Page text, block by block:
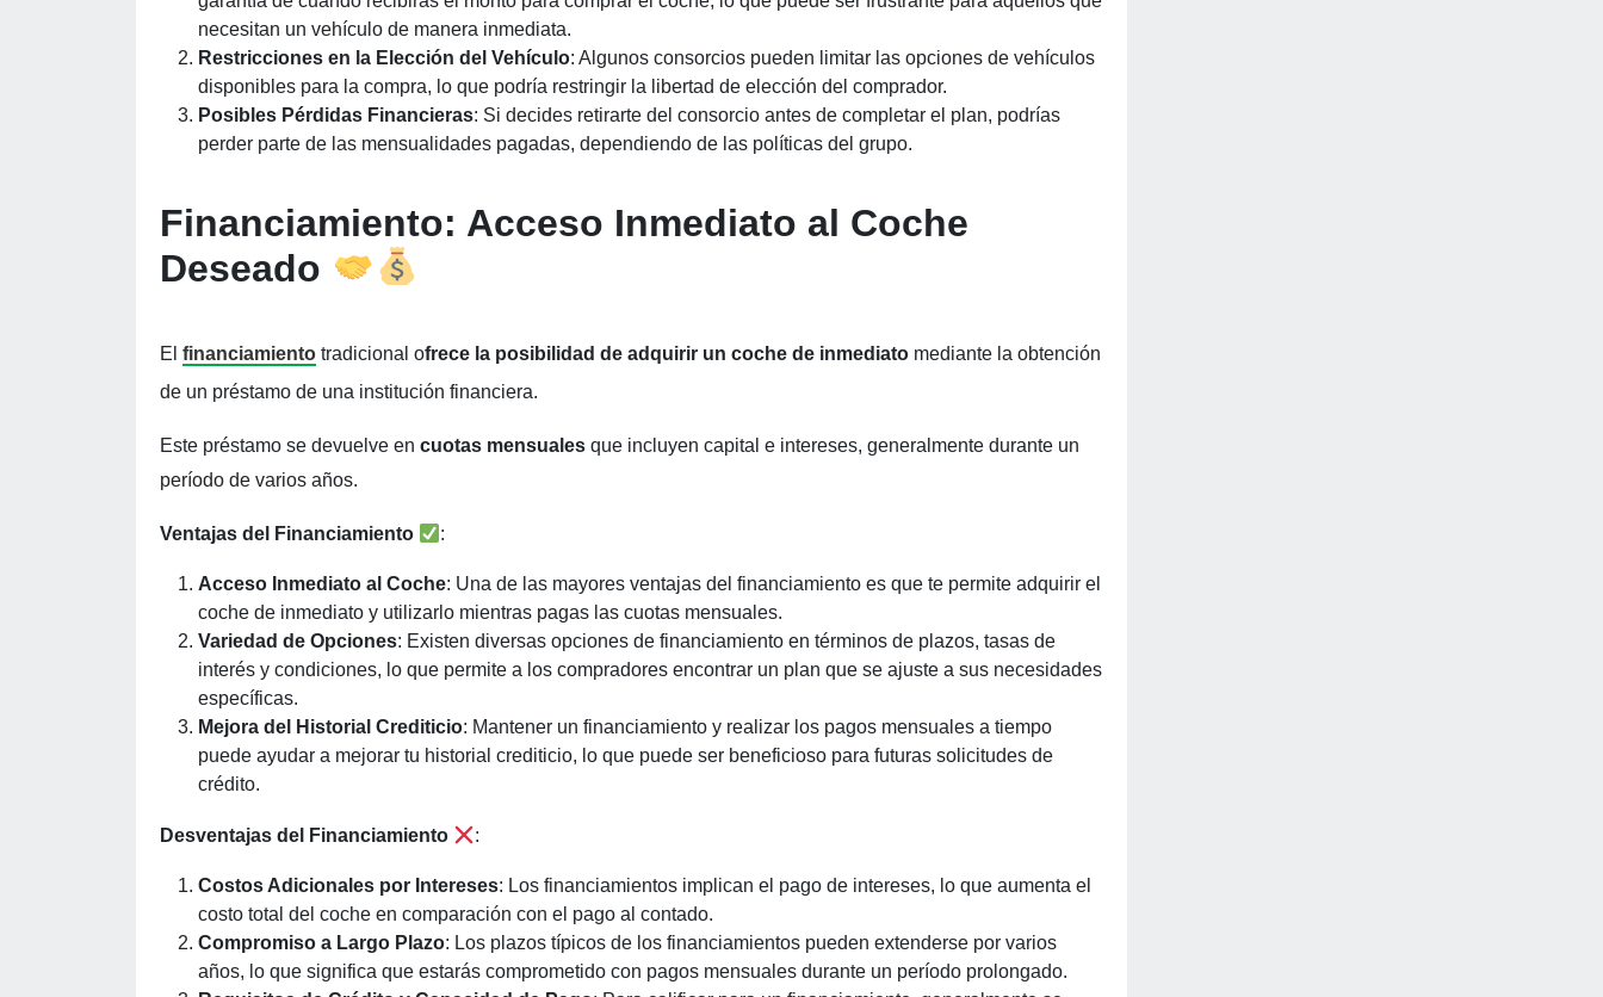
necesitan un vehículo de manera inmediata.
Restricciones en la Elección del Vehículo: Algunos consorcios pueden limitar las opciones de vehículos
disponibles para la compra, lo que podría restringir la libertad de elección del comprador.
Posibles Pérdidas Financieras: Si decides retirarte del consorcio antes de completar el plan, podrías
perder parte de las mensualidades pagadas, dependiendo de las políticas del grupo.
Financiamiento: Acceso Inmediato al Coche
Deseado
El financiamiento tradicional ofrece la posibilidad de adquirir un coche de inmediato mediante la obtención
de un préstamo de una institución financiera.
Este préstamo se devuelve en cuotas mensuales que incluyen capital e intereses, generalmente durante un
período de varios años.
Ventajas del Financiamiento :
Acceso Inmediato al Coche: Una de las mayores ventajas del financiamiento es que te permite adquirir el
coche de inmediato y utilizarlo mientras pagas las cuotas mensuales.
Variedad de Opciones: Existen diversas opciones de financiamiento en términos de plazos, tasas de
interés y condiciones, lo que permite a los compradores encontrar un plan que se ajuste a sus necesidades
específicas.
Mejora del Historial Crediticio: Mantener un financiamiento y realizar los pagos mensuales a tiempo
puede ayudar a mejorar tu historial crediticio, lo que puede ser beneficioso para futuras solicitudes de
crédito.
Desventajas del Financiamiento :
Costos Adicionales por Intereses: Los financiamientos implican el pago de intereses, lo que aumenta el
costo total del coche en comparación con el pago al contado.
Compromiso a Largo Plazo: Los plazos típicos de los financiamientos pueden extenderse por varios
años, lo que significa que estarás comprometido con pagos mensuales durante un período prolongado.